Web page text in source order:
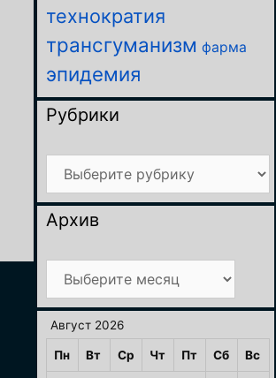
технократия
трансгуманизм фарма
эпидемия
Рубрики
Рубрики
Архив
Архив
Август 2026
Пн Вт Ср Чт Пт Сб Вс